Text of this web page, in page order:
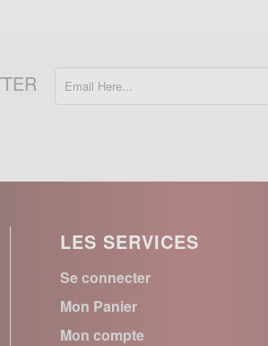
LES SERVICES
Se connecter
Mon Panier
Mon compte